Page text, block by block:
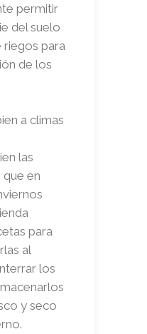
permitir
del suelo
riegos para
de los
a climas
las
en
para
al
los
y seco